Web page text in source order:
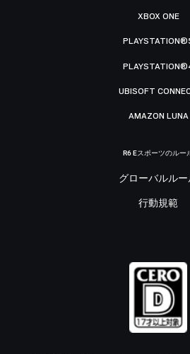
XBOX ONE
UBISOFT
AMAZON LUNA
R6 Eスポーツのルー
グローバルルー
行動規範